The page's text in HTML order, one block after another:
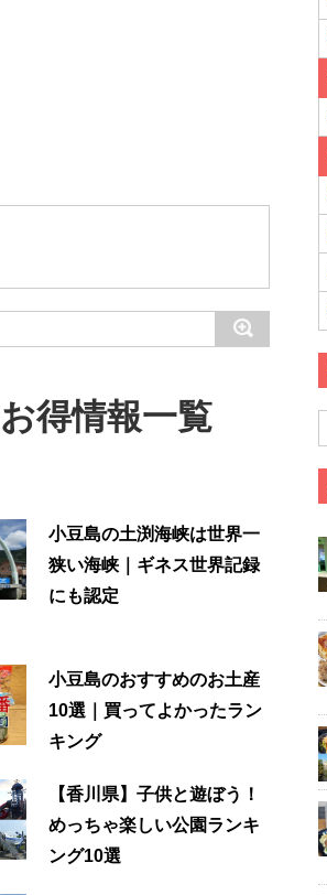
得情報一覧
小豆島の土渕海峡は世界一
狭い海峡｜ギネス世界記録
にも認定
小豆島のおすすめのお土産
10選｜買ってよかったラン
キング
【香川県】子供と遊ぼう！
めっちゃ楽しい公園ランキ
ング10選